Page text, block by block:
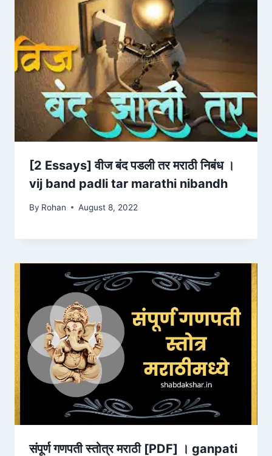
[2 Essays] वीज बंद पडली तर मराठी निबंध ।
vij band padli tar marathi nibandh
By Rohan August 8, 2022
संपूर्ण गणपती स्तोत्र मराठी [PDF] । ganpati